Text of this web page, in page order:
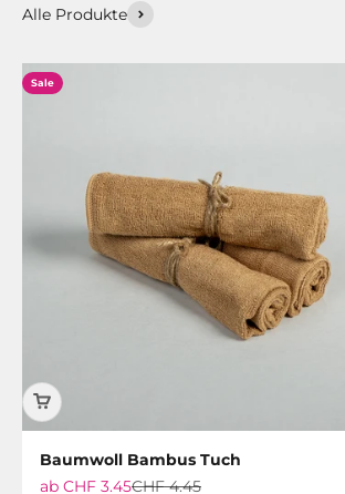
Alle Produkte
Sale
Baumwoll Bambus Tuch
Angebot
ab CHF 3.45Regulärer Preis
CHF 4.45